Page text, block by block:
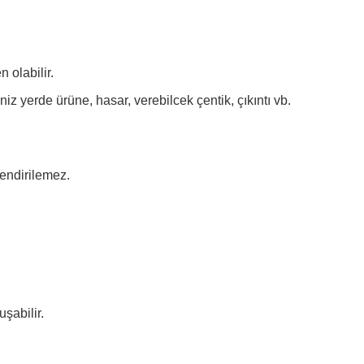
olabilir.
yerde ürüne, hasar, verebilcek çentik, çıkıntı vb.